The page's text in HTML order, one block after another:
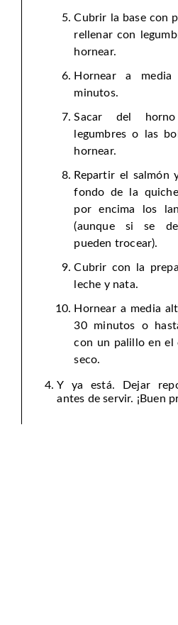
Cubrir la base con
rellenar con
hornear.
Hornear a
minutos.
Sacar del
legumbres o las
hornear.
Repartir el salmón
fondo de la
por encima los
(aunque si se
pueden trocear).
Cubrir con la
leche y nata.
Hornear a media
30 minutos o
con un palillo en el
seco.
Y ya está. Dejar
antes de servir. ¡Buen